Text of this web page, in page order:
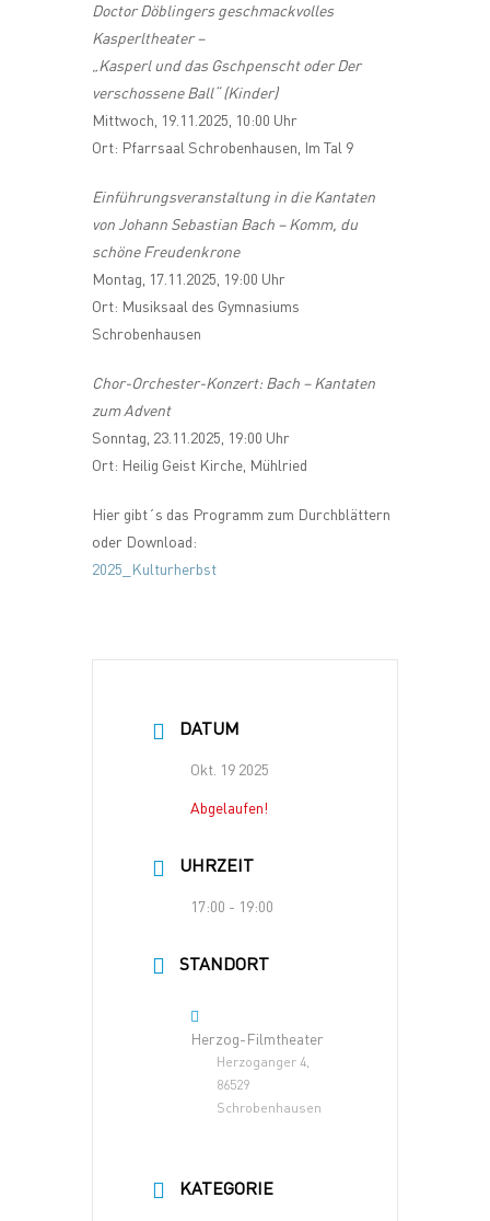
Doctor Döblingers geschmackvolles
Kasperltheater –
„Kasperl und das Gschpenscht oder Der
verschossene Ball“ (Kinder)
Mittwoch, 19.11.2025, 10:00 Uhr
Ort: Pfarrsaal Schrobenhausen, Im Tal 9
Einführungsveranstaltung in die Kantaten
von Johann Sebastian Bach – Komm, du
schöne Freudenkrone
Montag, 17.11.2025, 19:00 Uhr
Ort: Musiksaal des Gymnasiums
Schrobenhausen
Chor-Orchester-Konzert: Bach – Kantaten
zum Advent
Sonntag, 23.11.2025, 19:00 Uhr
Ort: Heilig Geist Kirche, Mühlried
Hier gibt´s das Programm zum Durchblättern
oder Download:
2025_Kulturherbst
DATUM
Okt. 19 2025
Abgelaufen!
UHRZEIT
17:00 - 19:00
STANDORT
Herzog-Filmtheater
Herzoganger 4,
86529
Schrobenhausen
KATEGORIE